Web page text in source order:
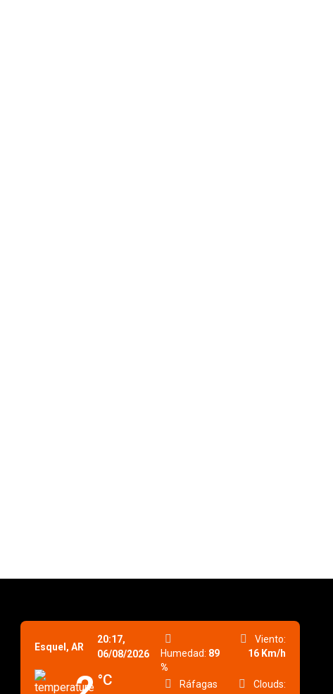
Esquel, AR
20:17,
06/08/2026
°C
Humedad: 89
%
Viento:
16 Km/h
Ráfagas
Clouds: